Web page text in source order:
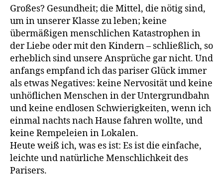
Großes? Gesundheit; die Mittel, die nötig sind,
um in unserer Klasse zu leben; keine
übermäßigen menschlichen Katastrophen in
der Liebe oder mit den Kindern – schließlich, so
erheblich sind unsere Ansprüche gar nicht. Und
anfangs empfand ich das pariser Glück immer
als etwas Negatives: keine Nervosität und keine
unhöflichen Menschen in der Untergrundbahn
und keine endlosen Schwierigkeiten, wenn ich
einmal nachts nach Hause fahren wollte, und
keine Rempeleien in Lokalen.
Heute weiß ich, was es ist: Es ist die einfache,
leichte und natürliche Menschlichkeit des
Parisers.